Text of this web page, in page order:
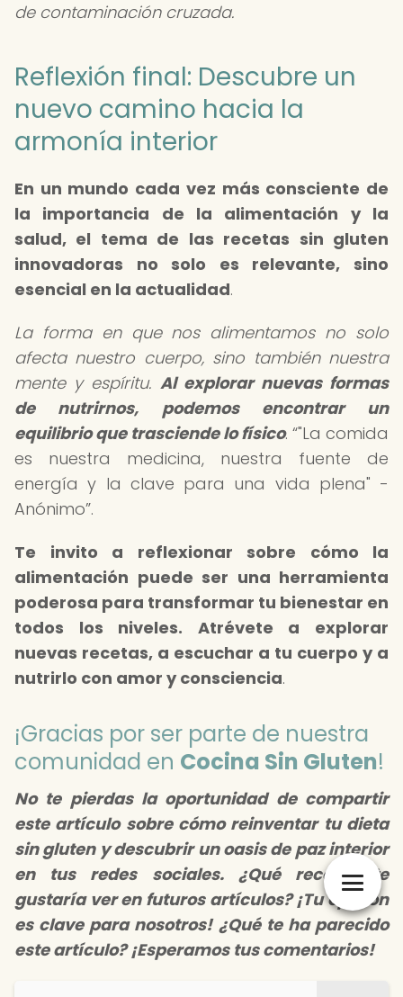
de contaminación cruzada.
Reflexión final: Descubre un
nuevo camino hacia la
armonía interior
En un mundo cada vez más consciente de
la importancia de la alimentación y la
salud, el tema de las recetas sin gluten
innovadoras no solo es relevante, sino
esencial en la actualidad.
La forma en que nos alimentamos no solo
afecta nuestro cuerpo, sino también nuestra
mente y espíritu. Al explorar nuevas formas
de nutrirnos, podemos encontrar un
equilibrio que trasciende lo físico. "La comida
es nuestra medicina, nuestra fuente de
energía y la clave para una vida plena" -
Anónimo .
Te invito a reflexionar sobre cómo la
alimentación puede ser una herramienta
poderosa para transformar tu bienestar en
todos los niveles. Atrévete a explorar
nuevas recetas, a escuchar a tu cuerpo y a
nutrirlo con amor y consciencia.
¡Gracias por ser parte de nuestra
comunidad en Cocina Sin Gluten!
No te pierdas la oportunidad de compartir
este artículo sobre cómo reinventar tu dieta
sin gluten y descubrir un oasis de paz interior
en tus redes sociales. ¿Qué recetas te
gustaría ver en futuros artículos? ¡Tu opinión
es clave para nosotros! ¿Qué te ha parecido
este artículo? ¡Esperamos tus comentarios!